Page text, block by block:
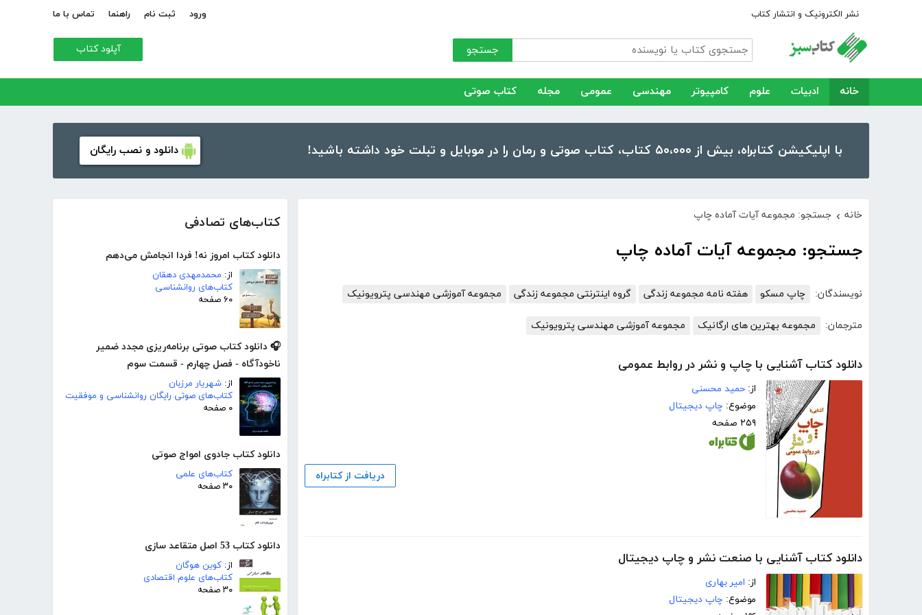
نشر الکترونیک و انتشار کتاب ورود ثبت نام راهنما تماس با ما
جستجو آپلود کتاب
خانه ادبیات علوم کامپیوتر مهندسی عمومی مجله کتاب صوتی
با اپلیکیشن کتابراه، بیش از ۵۰،۰۰۰ کتاب، کتاب صوتی و رمان را در موبایل و تبلت خود داشته باشید! دانلود و نصب رایگان
کتاب‌های تصادفی
دانلود کتاب امروز نه! فردا انجامش می‌دهم
از: محمدمهدی دهقان
کتاب‌های روانشناسی
۶۰ صفحه
🎧 دانلود کتاب صوتی برنامه‌ریزی مجدد ضمیر
ناخودآگاه - فصل چهارم - قسمت سوم
از: شهریار مرزبان
کتاب‌های صوتی رایگان روانشناسی و موفقیت
۰ صفحه
دانلود کتاب جادوی امواج صوتی
کتاب‌های علمی
۳۰ صفحه
دانلود کتاب 53 اصل متقاعد سازی
از: کوین هوگان
کتاب‌های علوم اقتصادی
۳۰ صفحه
خانه › جستجو: مجموعه آیات آماده چاپ
جستجو: مجموعه آیات آماده چاپ
نویسندگان: چاپ مسکو هفته نامه مجموعه زندگی گروه اینترنتی مجموعه زندگی مجموعه آموزشی مهندسی پترویونیک
مترجمان: مجموعه بهترین های ارگانیک مجموعه آموزشی مهندسی پترویونیک
دانلود کتاب آشنایی با چاپ و نشر در روابط عمومی
از: حمید محسنی
موضوع: چاپ دیجیتال
۲۵۹ صفحه
دریافت از کتابراه
دانلود کتاب آشنایی با صنعت نشر و چاپ دیجیتال
از: امیر بهاری
موضوع: چاپ دیجیتال